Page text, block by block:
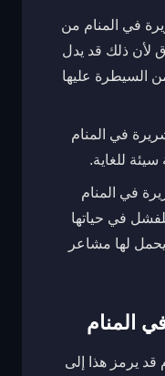
في المنام من
لأن ذلك قد يدل
السيطرة عليها
في المنام
للغاية.
في المنام
في حياتها
لها مشاعر
المنام
يرمز هذا إلى